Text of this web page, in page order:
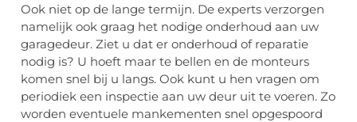
Ook niet op de lange termijn. De experts verzorgen
namelijk ook graag het nodige onderhoud aan uw
garagedeur. Ziet u dat er onderhoud of reparatie
nodig is? U hoeft maar te bellen en de monteurs
komen snel bij u langs. Ook kunt u hen vragen om
periodiek een inspectie aan uw deur uit te voeren. Zo
worden eventuele mankementen snel opgespoord